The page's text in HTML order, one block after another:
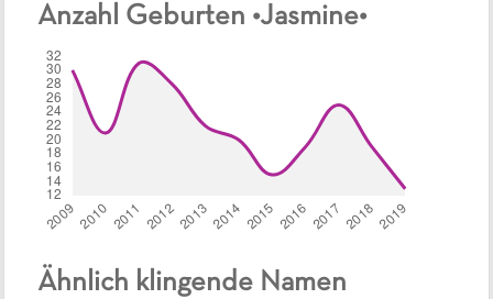
Ähnlich klingende Namen
Anzahl Geburten •Jasmine•